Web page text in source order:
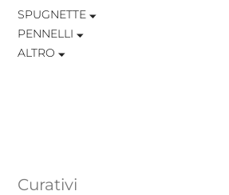
SPUGNETTE
PENNELLI
ALTRO
Curativi